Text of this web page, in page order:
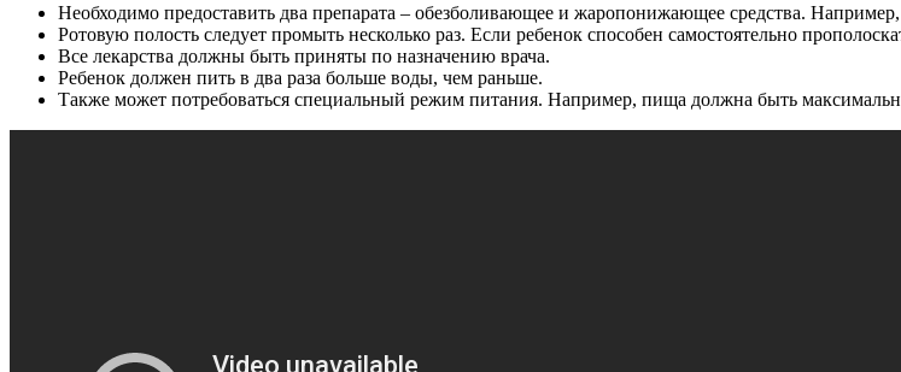
Необходимо предоставить два препарата – обезболивающее и жаропонижающее средства.
Ротовую полость следует промыть несколько раз. Если ребенок способен самостоятельно
Все лекарства должны быть приняты по назначению врача.
Ребенок должен пить в два раза больше воды, чем раньше.
Также может потребоваться специальный режим питания. Например, пища должна быть